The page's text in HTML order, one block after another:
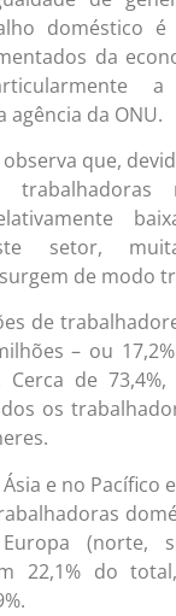
doméstico
da
agência da ONU.
que,
setor,
de modo
de
– ou
Cerca de
os
e no Pacífico
(norte,
22,1% do